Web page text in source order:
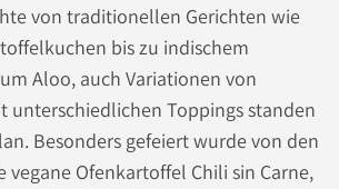
von traditionellen Gerichten wie
bis zu indischem
Aloo, auch Variationen von
unterschiedlichen Toppings standen
Besonders gefeiert wurde von den
vegane Ofenkartoffel Chili sin Carne,